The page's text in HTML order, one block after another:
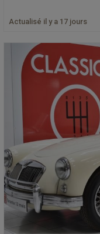
Actualisé il y a 17 jours